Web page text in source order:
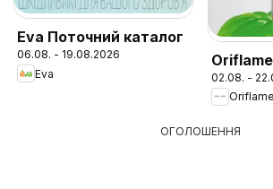
Eva Поточний каталог
06.08. - 19.08.2026
Eva
02.08. -
Oriflame
ОГОЛОШЕННЯ